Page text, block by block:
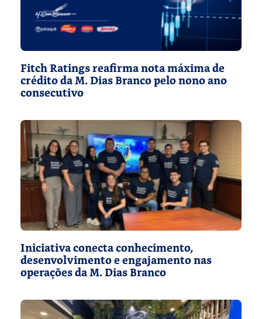
Fitch Ratings reafirma nota máxima de
crédito da M. Dias Branco pelo nono ano
consecutivo
Iniciativa conecta conhecimento,
desenvolvimento e engajamento nas
operações da M. Dias Branco